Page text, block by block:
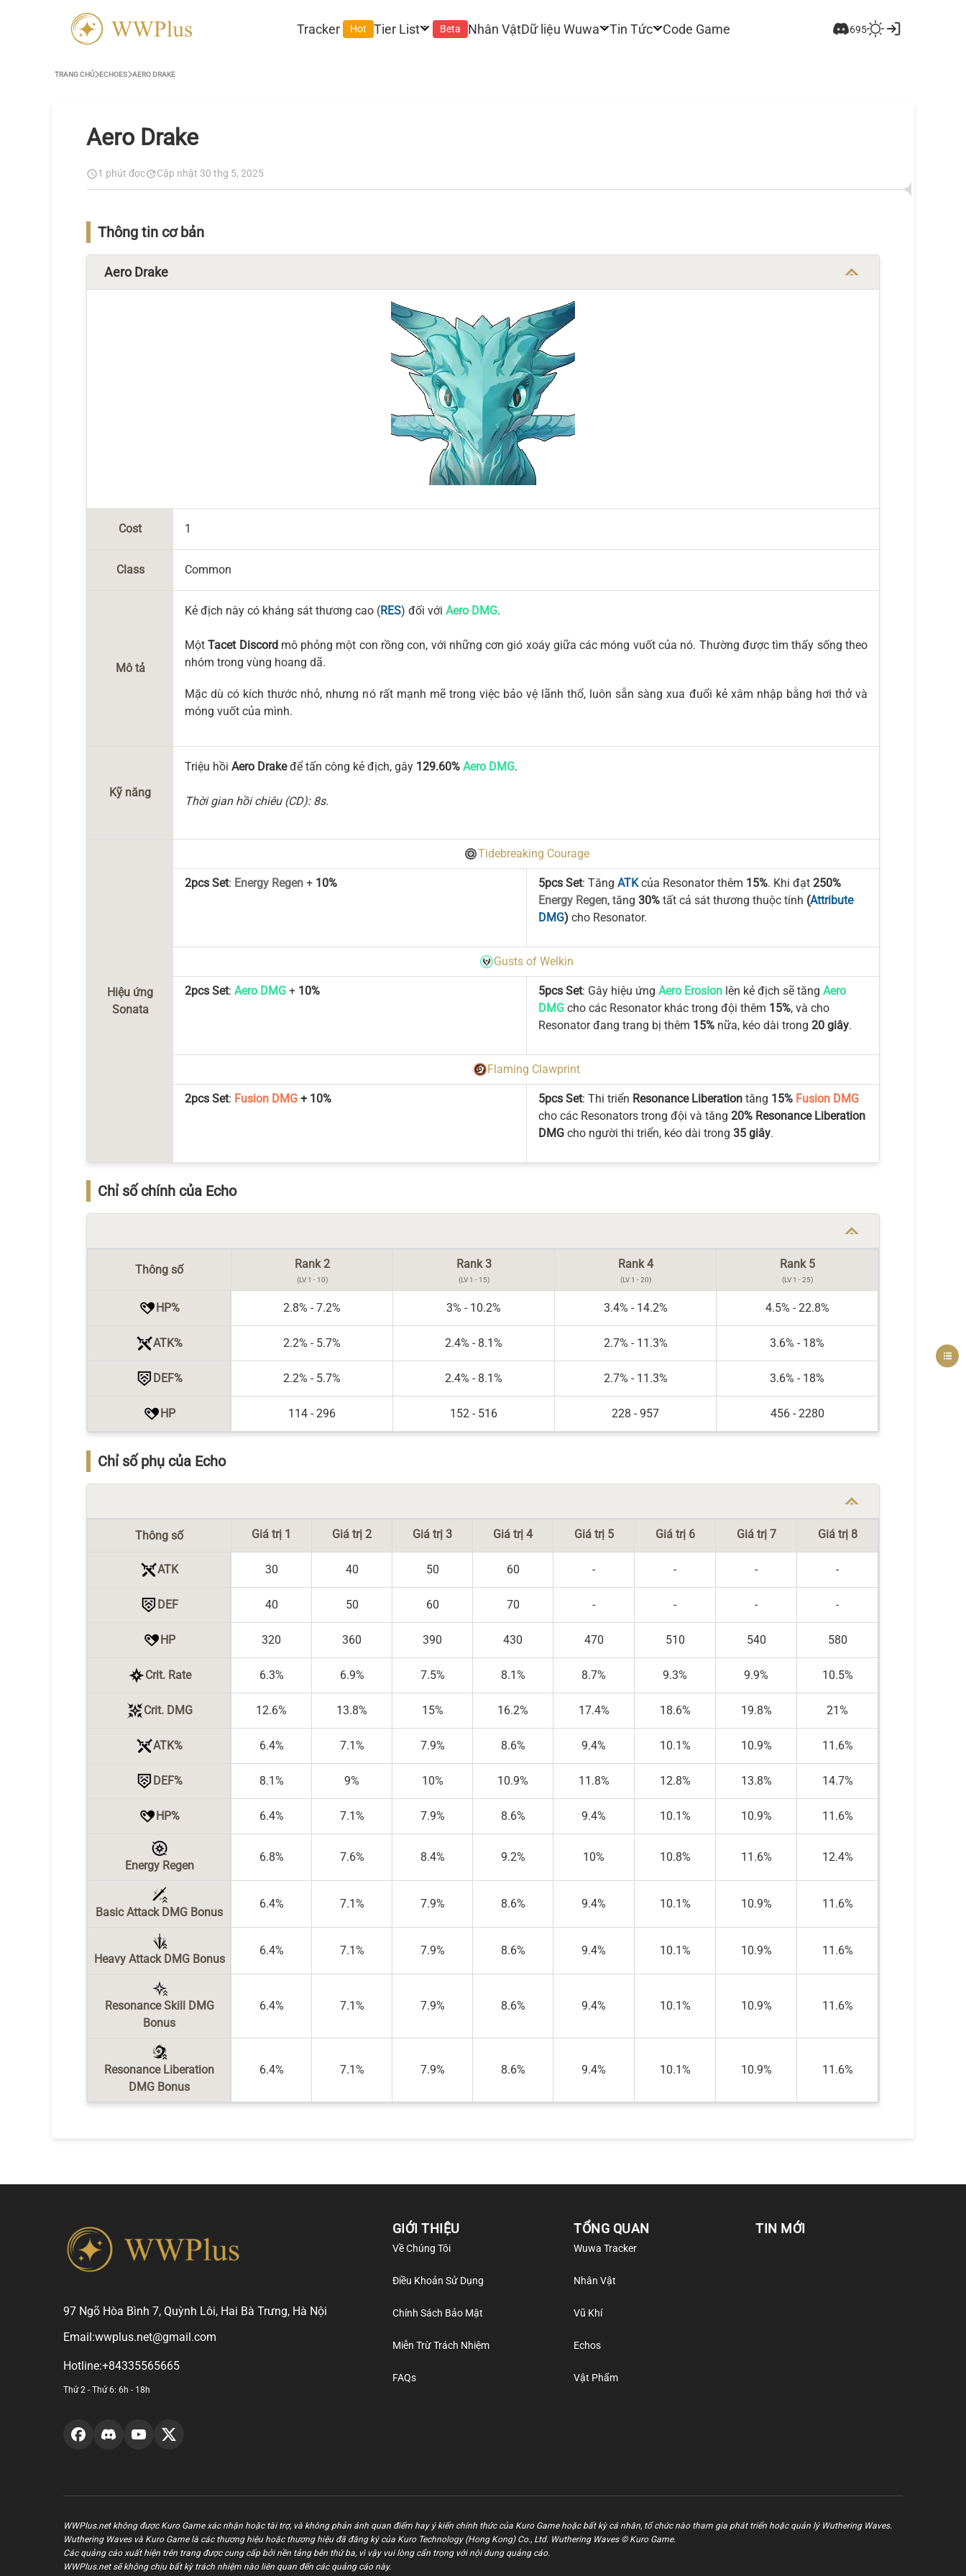
Tracker Hot Tier List Beta Nhân VậtDữ liệu Wuwa Tin Tức Code Game 695
TRANG CHỦ ECHOES AERO DRAKE
Aero Drake
1 phút đọc Cập nhật 30 thg 5, 2025
Thông tin cơ bản
Aero Drake
Cost 1
Class Common
Mô tả
Kẻ địch này có kháng sát thương cao (RES) đối với Aero DMG.
MộtTacet Discordmô phỏng một con rồng con, với những cơn gió xoáy giữa các móng vuốt của nó. Thường được tìm thấy sống theo
nhóm trong vùng hoang dã.
Mặc dù có kích thước nhỏ, nhưng nó rất mạnh mẽ trong việc bảo vệ lãnh thổ, luôn sẵn sàng xua đuổi kẻ xâm nhập bằng hơi thở và
móng vuốt của mình.
Kỹ năng
Triệu hồi Aero Drakeđể tấn công kẻ địch, gây 129.60% Aero DMG.
Thời gian hồi chiêu (CD): 8s.
Hiệu ứng
Sonata
Tidebreaking Courage
2pcs Set: Energy Regen + 10% 5pcs Set: Tăng ATKcủa Resonator thêm 15%. Khi đạt 250%
Energy Regen, tăng 30% tất cả sát thương thuộc tính (Attribute
DMG) cho Resonator.
Gusts of Welkin
2pcs Set: Aero DMG + 10% 5pcs Set: Gây hiệu ứng Aero Erosionlên kẻ địch sẽ tăng Aero
DMGcho các Resonator khác trong đội thêm 15%, và cho
Resonator đang trang bị thêm 15%nữa, kéo dài trong 20 giây.
Flaming Clawprint
2pcs Set: Fusion DMG + 10% 5pcs Set: Thi triển Resonance Liberationtăng 15% Fusion DMG
cho các Resonators trong đội và tăng 20% Resonance Liberation
DMGcho người thi triển, kéo dài trong 35 giây.
Chỉ số chính của Echo
Thông số Rank 2
(LV 1 - 10)
Rank 3
(LV 1 - 15)
Rank 4
(LV 1 - 20)
Rank 5
(LV 1 - 25)
HP% 2.8% - 7.2% 3% - 10.2% 3.4% - 14.2% 4.5% - 22.8%
ATK% 2.2% - 5.7% 2.4% - 8.1% 2.7% - 11.3% 3.6% - 18%
DEF% 2.2% - 5.7% 2.4% - 8.1% 2.7% - 11.3% 3.6% - 18%
HP 114 - 296 152 - 516 228 - 957 456 - 2280
Chỉ số phụ của Echo
Thông số Giá trị 1 Giá trị 2 Giá trị 3 Giá trị 4 Giá trị 5 Giá trị 6 Giá trị 7 Giá trị 8
ATK 30 40 50 60 - - - -
DEF 40 50 60 70 - - - -
HP 320 360 390 430 470 510 540 580
Crit. Rate 6.3% 6.9% 7.5% 8.1% 8.7% 9.3% 9.9% 10.5%
Crit. DMG 12.6% 13.8% 15% 16.2% 17.4% 18.6% 19.8% 21%
ATK% 6.4% 7.1% 7.9% 8.6% 9.4% 10.1% 10.9% 11.6%
DEF% 8.1% 9% 10% 10.9% 11.8% 12.8% 13.8% 14.7%
HP% 6.4% 7.1% 7.9% 8.6% 9.4% 10.1% 10.9% 11.6%
Energy Regen
6.8% 7.6% 8.4% 9.2% 10% 10.8% 11.6% 12.4%
Basic Attack DMG Bonus
6.4% 7.1% 7.9% 8.6% 9.4% 10.1% 10.9% 11.6%
Heavy Attack DMG Bonus
6.4% 7.1% 7.9% 8.6% 9.4% 10.1% 10.9% 11.6%
Resonance Skill DMG
Bonus
6.4% 7.1% 7.9% 8.6% 9.4% 10.1% 10.9% 11.6%
Resonance Liberation
DMG Bonus
6.4% 7.1% 7.9% 8.6% 9.4% 10.1% 10.9% 11.6%
97 Ngõ Hòa Bình 7, Quỳnh Lôi, Hai Bà Trưng, Hà Nội
Email:wwplus.net@gmail.com
Hotline:+84335565665
Thứ 2 - Thứ 6: 6h - 18h
GIỚI THIỆU
Về Chúng Tôi
Điều Khoản Sử Dụng
Chính Sách Bảo Mật
Miễn Trừ Trách Nhiệm
FAQs
TỔNG QUAN
Wuwa Tracker
Nhân Vật
Vũ Khí
Echos
Vật Phẩm
TIN MỚI
WWPlus.net không được Kuro Game xác nhận hoặc tài trợ, và không phản ánh quan điểm hay ý kiến chính thức của Kuro Game hoặc bất kỳ cá nhân, tổ chức nào tham gia phát triển hoặc quản lý Wuthering Waves.
Wuthering Waves và Kuro Game là các thương hiệu hoặc thương hiệu đã đăng ký của Kuro Technology (Hong Kong) Co., Ltd. Wuthering Waves © Kuro Game.
Các quảng cáo xuất hiện trên trang được cung cấp bởi nền tảng bên thứ ba, vì vậy vui lòng cẩn trọng với nội dung quảng cáo.
WWPlus.net sẽ không chịu bất kỳ trách nhiệm nào liên quan đến các quảng cáo này.